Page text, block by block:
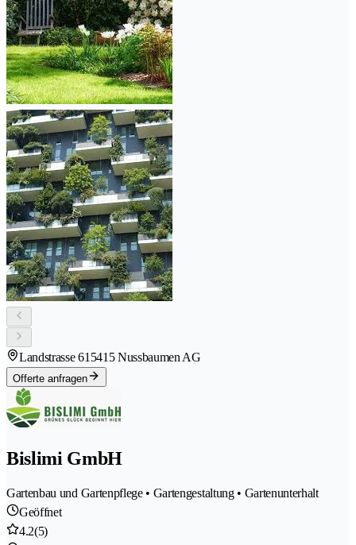
Landstrasse 61 5415 Nussbaumen AG
Offerte anfragen
Bislimi GmbH
Gartenbau und Gartenpflege • Gartengestaltung • Gartenunterhalt
Geöffnet
4.2(5)